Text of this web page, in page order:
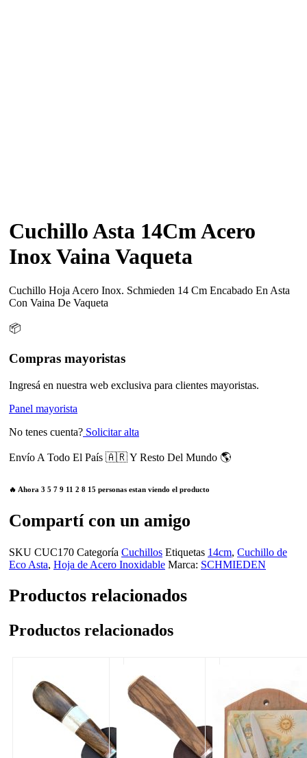
Cuchillo Asta 14Cm Acero
Inox Vaina Vaqueta
Cuchillo Hoja Acero Inox. Schmieden 14 Cm Encabado En Asta
Con Vaina De Vaqueta
📦
Compras mayoristas
Ingresá en nuestra web exclusiva para clientes mayoristas.
Panel mayorista
No tenes cuenta? Solicitar alta
Envío A Todo El País 🇦🇷 Y Resto Del Mundo 🌎
🔥 Ahora 3 5 7 9 11 2 8 15 personas estan viendo el producto
Compartí con un amigo
SKU CUC170 Categoría Cuchillos Etiquetas 14cm, Cuchillo de
Eco Asta, Hoja de Acero Inoxidable Marca: SCHMIEDEN
Productos relacionados
Productos relacionados